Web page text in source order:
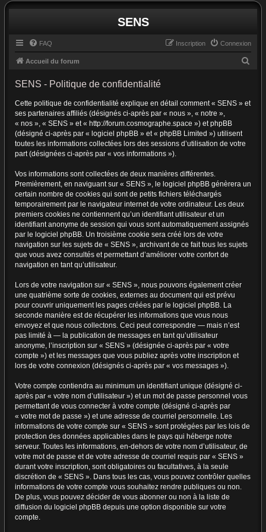
SENS
FAQ Connexion
Inscription
Accueil du forum
h
SENS - Politique de confidentialité
Cette politique de confidentialité explique en détail comment « SENS » et
ses partenaires affiliés (désignés ci-après par « nous », « notre »,
« nos », « SENS » et « http://forum.cosmographe.space ») et phpBB
(désigné ci-après par « logiciel phpBB » et « phpBB Limited ») utilisent
toutes les informations collectées lors des sessions d’utilisation de votre
part (désignées ci-après par « vos informations »).
Vos informations sont collectées de deux manières différentes.
Premièrement, en naviguant sur « SENS », le logiciel phpBB génèrera un
certain nombre de cookies qui sont de petits fichiers téléchargés
temporairement par le navigateur internet de votre ordinateur. Les deux
premiers cookies ne contiennent qu’un identifiant utilisateur et un
identifiant anonyme de session qui vous sont automatiquement assignés
par le logiciel phpBB. Un troisième cookie sera créé lors de votre
navigation sur les sujets de « SENS », archivant de ce fait tous les sujets
que vous avez consultés et permettant d’améliorer votre confort de
navigation en tant qu’utilisateur.
Lors de votre navigation sur « SENS », nous pouvons également créer
une quatrième sorte de cookies, externes au document qui est prévu
pour couvrir uniquement les pages créées par le logiciel phpBB. La
seconde manière est de récupérer les informations que vous nous
envoyez et que nous collectons. Ceci peut correspondre — mais n’est
pas limité à — la publication de messages en tant qu’utilisateur
anonyme, l’inscription sur « SENS » (désignée ci-après par « votre
compte ») et les messages que vous publiez après votre inscription et
lors de votre connexion (désignés ci-après par « vos messages »).
Votre compte contiendra au minimum un identifiant unique (désigné ci-
après par « votre nom d’utilisateur ») et un mot de passe personnel vous
permettant de vous connecter à votre compte (désigné ci-après par
« votre mot de passe ») et une adresse de courriel personnelle. Les
informations de votre compte sur « SENS » sont protégées par les lois de
protection des données applicables dans le pays qui héberge notre
serveur. Toutes les informations, en-dehors de votre nom d’utilisateur, de
votre mot de passe et de votre adresse de courriel requis par « SENS »
durant votre inscription, sont obligatoires ou facultatives, à la seule
discrétion de « SENS ». Dans tous les cas, vous pouvez contrôler quelles
informations de votre compte vous souhaitez rendre publiques ou non.
De plus, vous pouvez décider de vous abonner ou non à la liste de
diffusion du logiciel phpBB depuis une option disponible sur votre
compte.